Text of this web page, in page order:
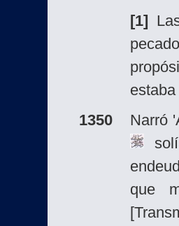
[1]
1350
Narró
que